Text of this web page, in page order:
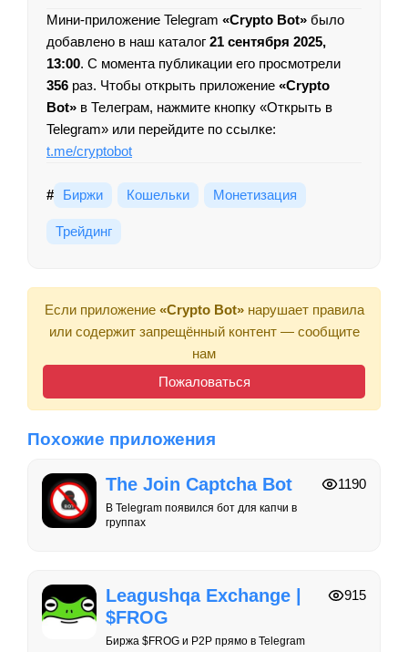
Мини-приложение Telegram «Crypto Bot» было
добавлено в наш каталог 21 сентября 2025,
13:00. С момента публикации его просмотрели
356 раз. Чтобы открыть приложение «Crypto
Bot» в Телеграм, нажмите кнопку «Открыть в
Telegram» или перейдите по ссылке:
t.me/cryptobot
# Биржи Кошельки Монетизация
Трейдинг
Если приложение «Crypto Bot»нарушает правила
или содержит запрещённый контент — сообщите
нам
Пожаловаться
Похожие приложения
The Join Captcha Bot
В Telegram появился бот для капчи в
группах
1190
Leagushqa Exchange |
$FROG
Биржа $FROG и P2P прямо в Telegram
915